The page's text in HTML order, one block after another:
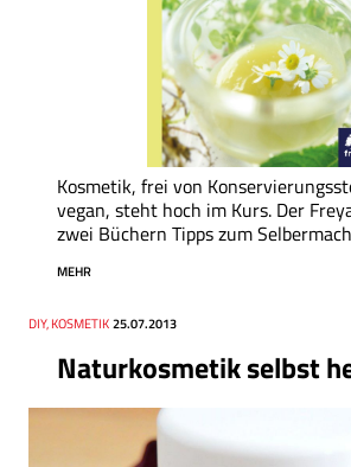
Kosmetik, frei von
vegan, steht hoch im Kurs. Der
zwei Büchern Tipps zum
MEHR
Naturkosmetik selbst
Thema
DIY, KOSMETIK
Datum 25.07.2013